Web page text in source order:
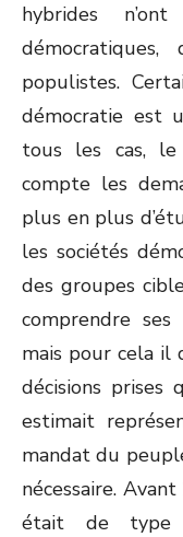
hybrides
démocratiques,
populistes.
démocratie est
tous les cas, le
compte les
plus en plus
les sociétés
des groupes
comprendre
mais pour cela il
décisions prises
estimait
mandat du
nécessaire.
était de type